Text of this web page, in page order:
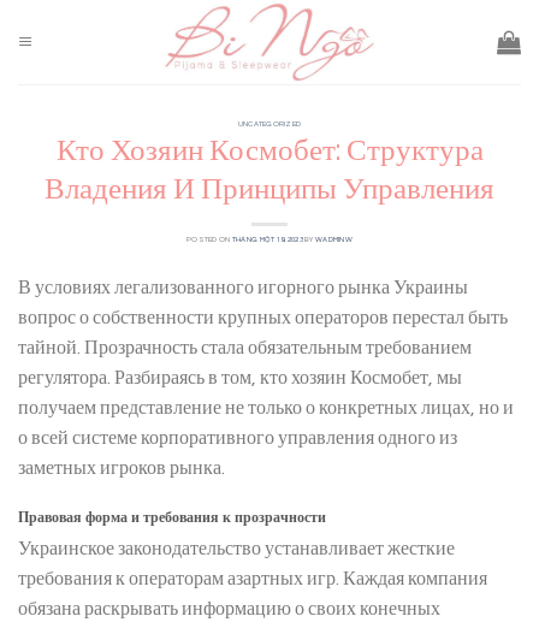
UNCATEGORIZED
Кто Хозяин Космобет: Структура
Владения И Принципы Управления
POSTED ON THÁNG MỘT 19, 2023BY WADMINW
В условиях легализованного игорного рынка Украины
вопрос о собственности крупных операторов перестал быть
тайной. Прозрачность стала обязательным требованием
регулятора. Разбираясь в том, кто хозяин Космобет, мы
получаем представление не только о конкретных лицах, но и
о всей системе корпоративного управления одного из
заметных игроков рынка.
Правовая форма и требования к прозрачности
Украинское законодательство устанавливает жесткие
требования к операторам азартных игр. Каждая компания
обязана раскрывать информацию о своих конечных